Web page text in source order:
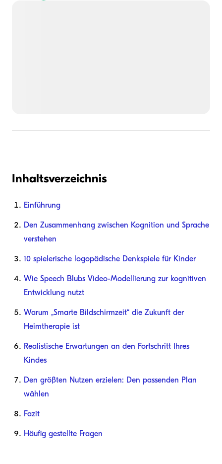
Inhaltsverzeichnis
Einführung
Den Zusammenhang zwischen Kognition und Sprache
verstehen
10 spielerische logopädische Denkspiele für Kinder
Wie Speech Blubs Video-Modellierung zur kognitiven
Entwicklung nutzt
Warum „Smarte Bildschirmzeit“ die Zukunft der
Heimtherapie ist
Realistische Erwartungen an den Fortschritt Ihres
Kindes
Den größten Nutzen erzielen: Den passenden Plan
wählen
Fazit
Häufig gestellte Fragen